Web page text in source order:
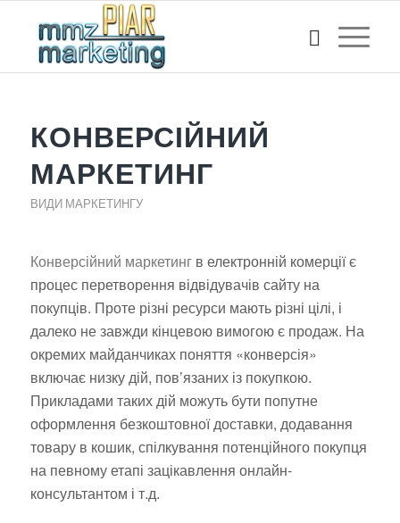
КОНВЕРСІЙНИЙ
МАРКЕТИНГ
ВИДИ МАРКЕТИНГУ
Конверсійний маркетингв електронній комерції є
процес перетворення відвідувачів сайту на
покупців. Проте різні ресурси мають різні цілі, і
далеко не завжди кінцевою вимогою є продаж. На
окремих майданчиках поняття «конверсія»
включає низку дій, пов’язаних із покупкою.
Прикладами таких дій можуть бути попутне
оформлення безкоштовної доставки, додавання
товару в кошик, спілкування потенційного покупця
на певному етапі зацікавлення онлайн-
консультантом і т.д.